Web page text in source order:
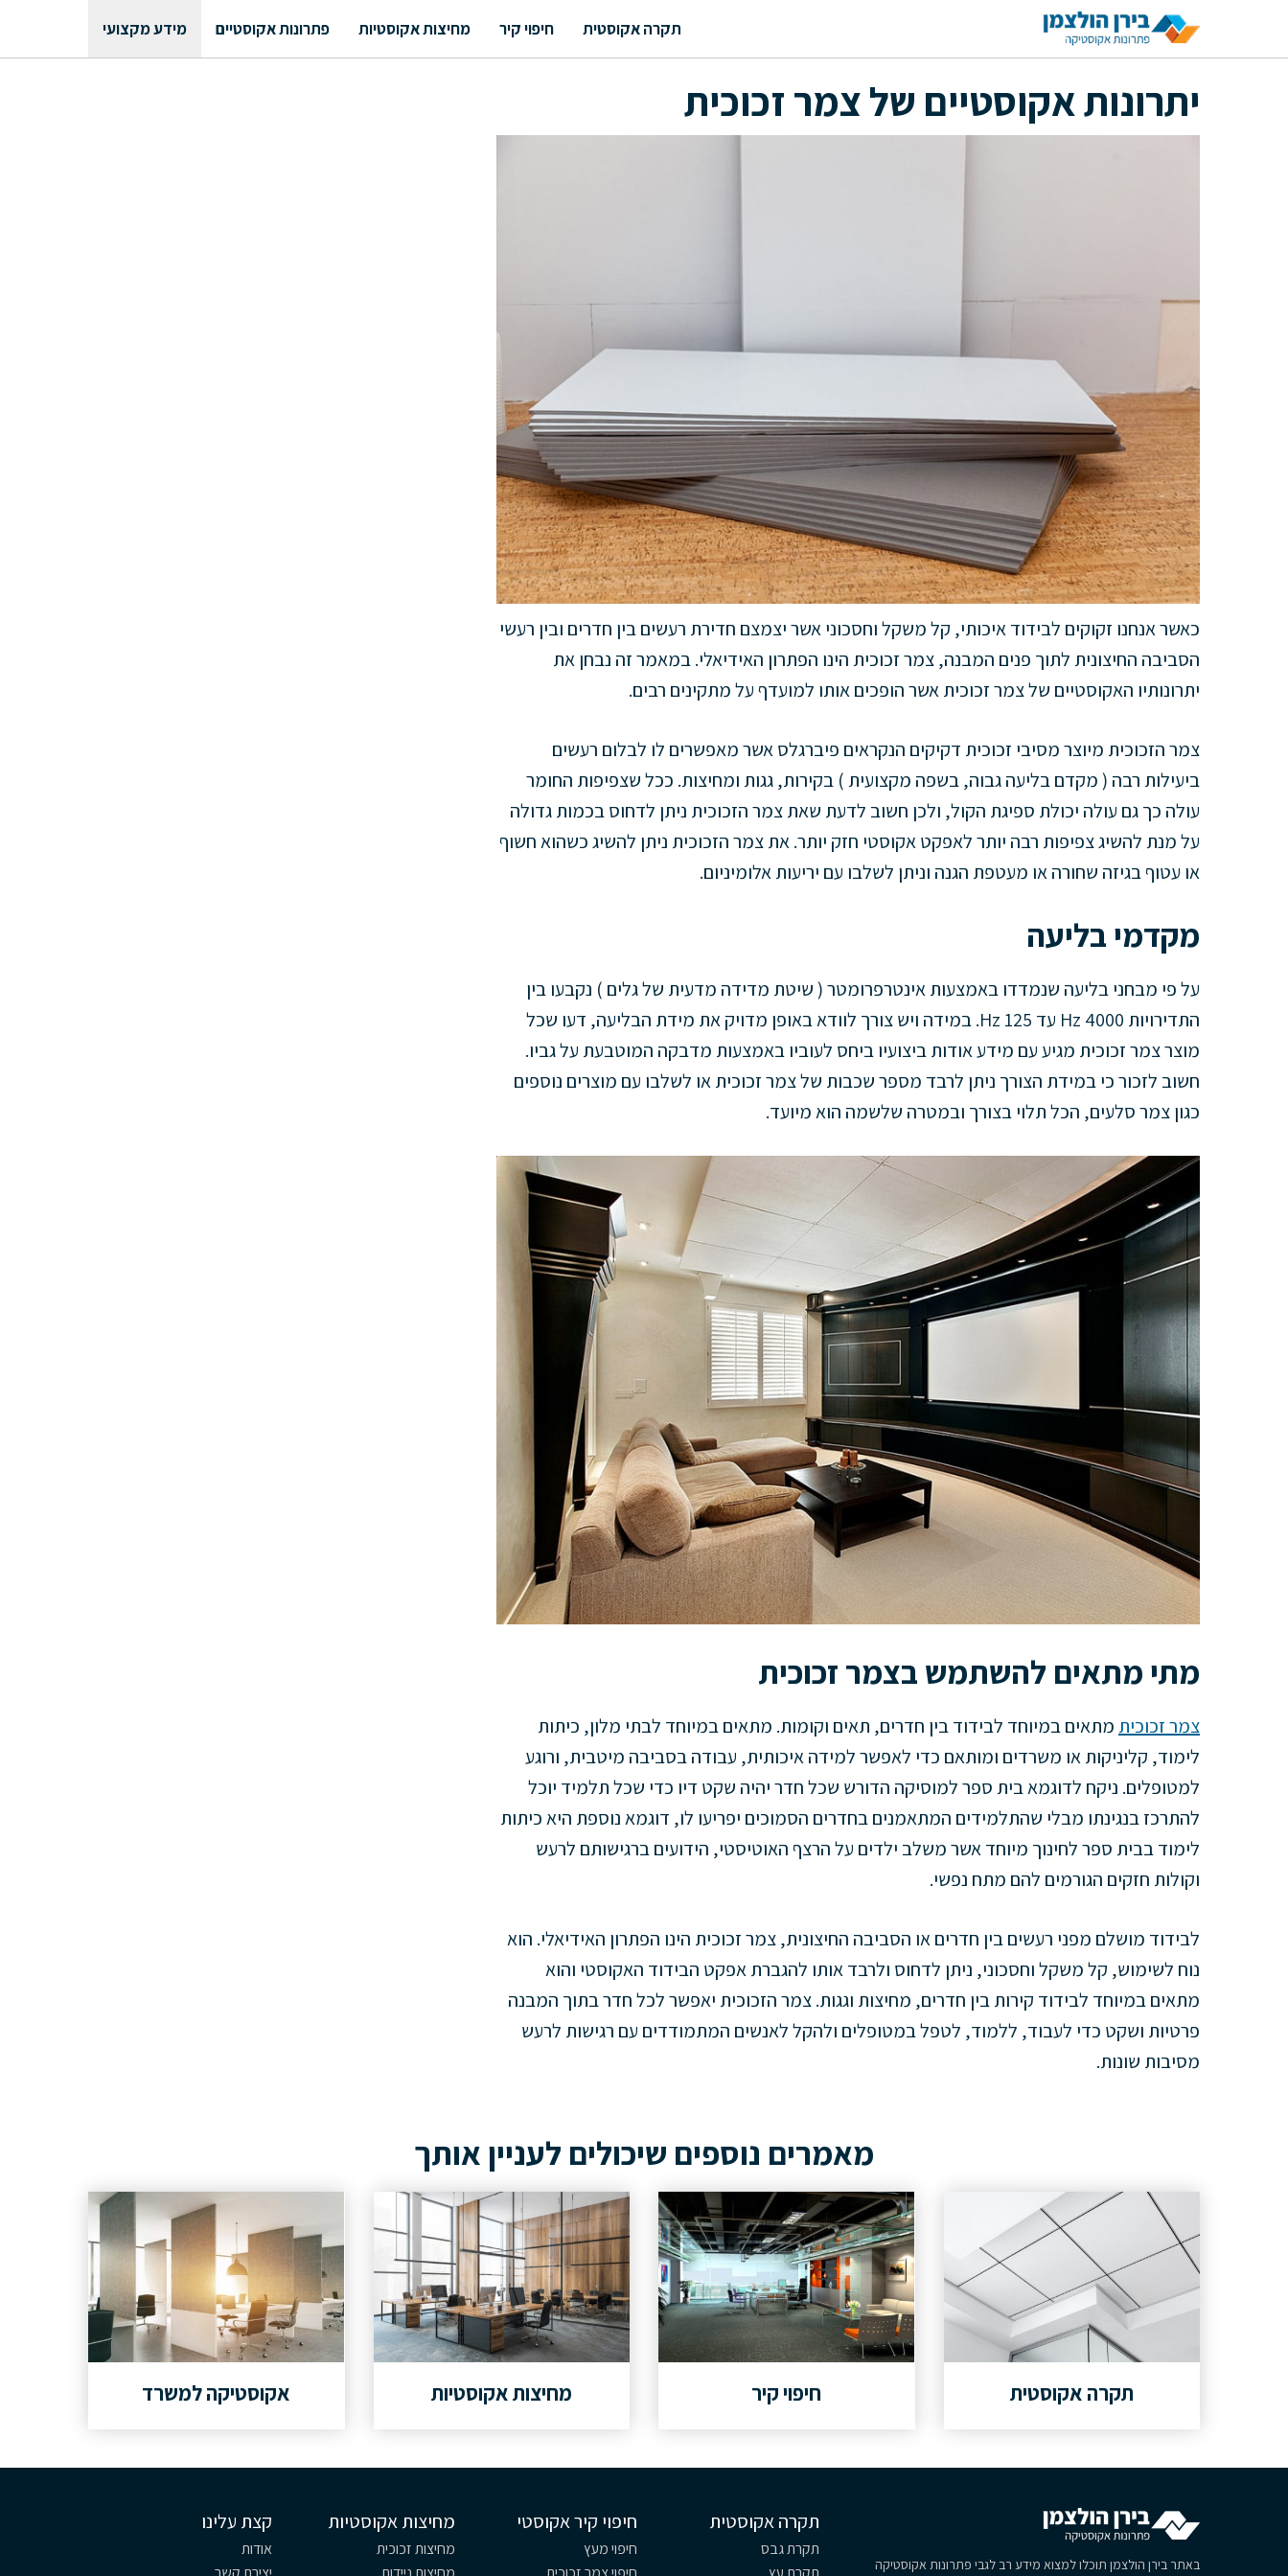
תקרה אקוסטית חיפוי קיר מחיצות אקוסטיות פתרונות אקוסטיים מידע מקצועי
יתרונות אקוסטיים של צמר זכוכית
כאשר אנחנו זקוקים לבידוד איכותי, קל משקל וחסכוני אשר יצמצם חדירת רעשים בין חדרים ובין רעשי
הסביבה החיצונית לתוך פנים המבנה, צמר זכוכית הינו הפתרון האידיאלי. במאמר זה נבחן את
יתרונותיו האקוסטיים של צמר זכוכית אשר הופכים אותו למועדף על מתקינים רבים.
צמר הזכוכית מיוצר מסיבי זכוכית דקיקים הנקראים פיברגלס אשר מאפשרים לו לבלום רעשים
ביעילות רבה ( מקדם בליעה גבוה, בשפה מקצועית ) בקירות, גגות ומחיצות. ככל שצפיפות החומר
עולה כך גם עולה יכולת ספיגת הקול, ולכן חשוב לדעת שאת צמר הזכוכית ניתן לדחוס בכמות גדולה
על מנת להשיג צפיפות רבה יותר לאפקט אקוסטי חזק יותר. את צמר הזכוכית ניתן להשיג כשהוא חשוף
או עטוף בגיזה שחורה או מעטפת הגנה וניתן לשלבו עם יריעות אלומיניום.
מקדמי בליעה
על פי מבחני בליעה שנמדדו באמצעות אינטרפרומטר ( שיטת מדידה מדעית של גלים ) נקבעו בין
התדירויות Hz 4000 עד Hz 125. במידה ויש צורך לוודא באופן מדויק את מידת הבליעה, דעו שכל
מוצר צמר זכוכית מגיע עם מידע אודות ביצועיו ביחס לעוביו באמצעות מדבקה המוטבעת על גביו.
חשוב לזכור כי במידת הצורך ניתן לרבד מספר שכבות של צמר זכוכית או לשלבו עם מוצרים נוספים
כגון צמר סלעים, הכל תלוי בצורך ובמטרה שלשמה הוא מיועד.
מתי מתאים להשתמש בצמר זכוכית
צמר זכוכית מתאים במיוחד לבידוד בין חדרים, תאים וקומות. מתאים במיוחד לבתי מלון, כיתות
לימוד, קליניקות או משרדים ומותאם כדי לאפשר למידה איכותית, עבודה בסביבה מיטבית, ורוגע
למטופלים. ניקח לדוגמא בית ספר למוסיקה הדורש שכל חדר יהיה שקט דיו כדי שכל תלמיד יוכל
להתרכז בנגינתו מבלי שהתלמידים המתאמנים בחדרים הסמוכים יפריעו לו, דוגמא נוספת היא כיתות
לימוד בבית ספר לחינוך מיוחד אשר משלב ילדים על הרצף האוטיסטי, הידועים ברגישותם לרעש
וקולות חזקים הגורמים להם מתח נפשי.
לבידוד מושלם מפני רעשים בין חדרים או הסביבה החיצונית, צמר זכוכית הינו הפתרון האידיאלי. הוא
נוח לשימוש, קל משקל וחסכוני, ניתן לדחוס ולרבד אותו להגברת אפקט הבידוד האקוסטי והוא
מתאים במיוחד לבידוד קירות בין חדרים, מחיצות וגגות. צמר הזכוכית יאפשר לכל חדר בתוך המבנה
פרטיות ושקט כדי לעבוד, ללמוד, לטפל במטופלים ולהקל לאנשים המתמודדים עם רגישות לרעש
מסיבות שונות.
מאמרים נוספים שיכולים לעניין אותך
תקרה אקוסטית חיפוי קיר מחיצות אקוסטיות אקוסטיקה למשרד
באתר בירן הולצמן תוכלו למצוא מידע רב לגבי פתרונות אקוסטיקה
תקרה אקוסטית
תקרת גבס
חיפוי קיר אקוסטי
חיפוי מעץ
מחיצות אקוסטיות
מחיצות זכוכית
קצת עלינו
אודות